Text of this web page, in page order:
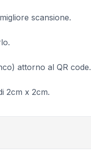
scansione.
attorno al QR code.
2cm x 2cm.